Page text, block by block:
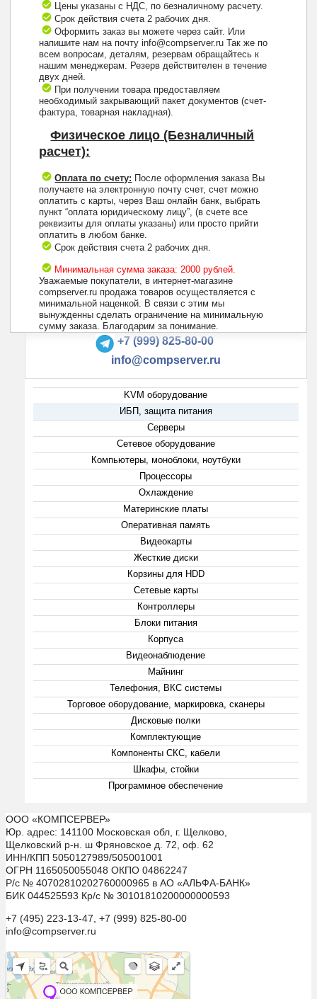
Цены указаны с НДС, по безналичному расчету.
Срок действия счета 2 рабочих дня.
Оформить заказ вы можете через сайт. Или
напишите нам на почту info@compserver.ru Так же по
всем вопросам, деталям, резервам обращайтесь к
нашим менеджерам. Резерв действителен в течение
двух дней.
При получении товара предоставляем
необходимый закрывающий пакет документов (счет-
фактура, товарная накладная).
Физическое лицо (Безналичный
расчет):
Оплата по счету: После оформления заказа Вы
получаете на электронную почту счет, счет можно
оплатить с карты, через Ваш онлайн банк, выбрать
пункт “оплата юридическому лицу”, (в счете все
реквизиты для оплаты указаны) или просто прийти
оплатить в любом банке.
Срок действия счета 2 рабочих дня.
Минимальная сумма заказа: 2000 рублей.
Уважаемые покупатели, в интернет-магазине
compserver.ru продажа товаров осуществляется с
минимальной наценкой. В связи с этим мы
вынужденны сделать ограничение на минимальную
сумму заказа. Благодарим за понимание.
+7 (495) 223-13-47
+7 (999) 825-80-00
info@compserver.ru
KVM оборудование
ИБП, защита питания
Серверы
Сетевое оборудование
Компьютеры, моноблоки, ноутбуки
Процессоры
Охлаждение
Материнские платы
Оперативная память
Видеокарты
Жесткие диски
Корзины для HDD
Сетевые карты
Контроллеры
Блоки питания
Корпуса
Видеонаблюдение
Майнинг
Телефония, ВКС системы
Торговое оборудование, маркировка, сканеры
Дисковые полки
Комплектующие
Компоненты СКС, кабели
Шкафы, стойки
Программное обеспечение
ООО «КОМПСЕРВЕР»
Юр. адрес: 141100 Московская обл, г. Щелково,
Щелковский р-н. ш Фряновское д. 72, оф. 62
ИНН/КПП 5050127989/505001001
ОГРН 1165050055048 ОКПО 04862247
Р/с № 40702810202760000965 в АО «АЛЬФА-БАНК»
БИК 044525593 Кр/с № 30101810200000000593
+7 (495) 223-13-47, +7 (999) 825-80-00
info@compserver.ru